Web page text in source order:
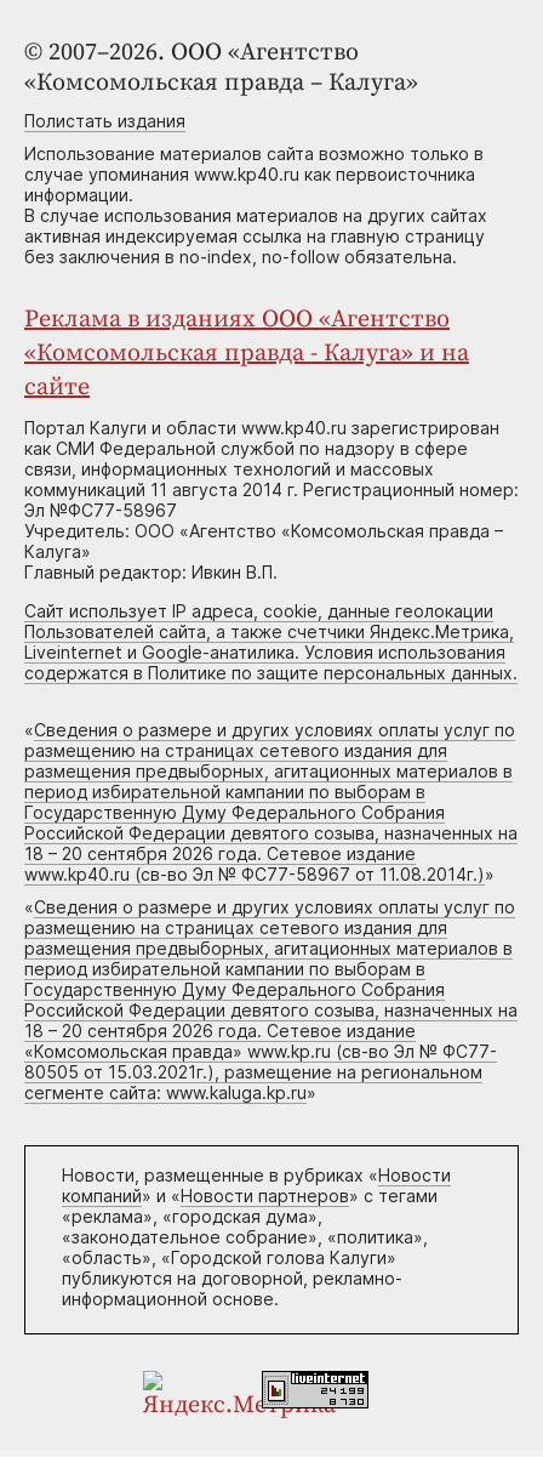
© 2007–2026. ООО «Агентство
«Комсомольская правда – Калуга»
Полистать издания
Использование материалов сайта возможно только в
случае упоминания www.kp40.ru как первоисточника
информации.
В случае использования материалов на других сайтах
активная индексируемая ссылка на главную страницу
без заключения в no-index, no-follow обязательна.
Реклама в изданиях ООО «Агентство
«Комсомольская правда - Калуга» и на
сайте
Портал Калуги и области www.kp40.ru зарегистрирован
как СМИ Федеральной службой по надзору в сфере
связи, информационных технологий и массовых
коммуникаций 11 августа 2014 г. Регистрационный номер:
Эл №ФС77-58967
Учредитель: ООО «Агентство «Комсомольская правда –
Калуга»
Главный редактор: Ивкин В.П.
Сайт использует IP адреса, cookie, данные геолокации
Пользователей сайта, а также счетчики Яндекс.Метрика,
Liveinternet и Google-анатилика. Условия использования
содержатся в Политике по защите персональных данных.
«Сведения о размере и других условиях оплаты услуг по
размещению на страницах сетевого издания для
размещения предвыборных, агитационных материалов в
период избирательной кампании по выборам в
Государственную Думу Федерального Собрания
Российской Федерации девятого созыва, назначенных на
18 – 20 сентября 2026 года. Сетевое издание
www.kp40.ru (св-во Эл № ФС77-58967 от 11.08.2014г.)»
«Сведения о размере и других условиях оплаты услуг по
размещению на страницах сетевого издания для
размещения предвыборных, агитационных материалов в
период избирательной кампании по выборам в
Государственную Думу Федерального Собрания
Российской Федерации девятого созыва, назначенных на
18 – 20 сентября 2026 года. Сетевое издание
«Комсомольская правда» www.kp.ru (св-во Эл № ФС77-
80505 от 15.03.2021г.), размещение на региональном
сегменте сайта: www.kaluga.kp.ru»
Новости, размещенные в рубриках «Новости
компаний» и «Новости партнеров» с тегами
«реклама», «городская дума»,
«законодательное собрание», «политика»,
«область», «Городской голова Калуги»
публикуются на договорной, рекламно-
информационной основе.